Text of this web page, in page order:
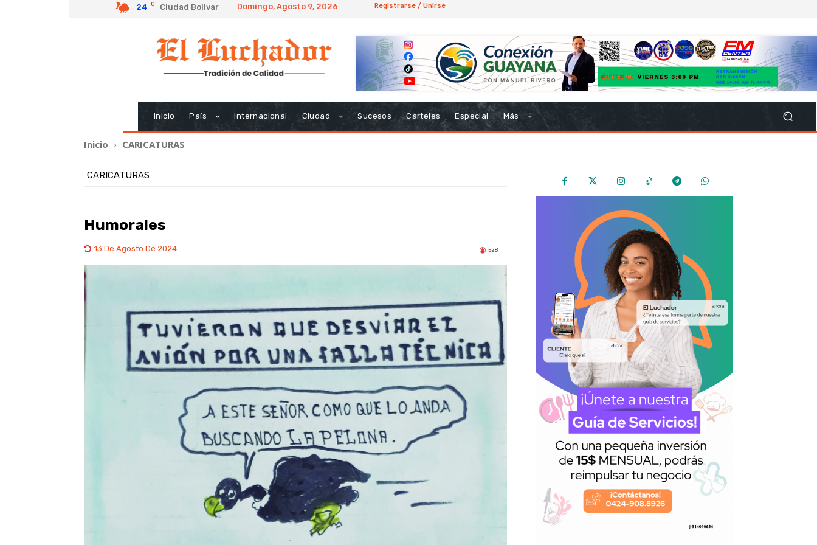
24 C Ciudad Bolivar Domingo, Agosto 9, 2026 Registrarse / Unirse
Inicio País Internacional Ciudad Sucesos Carteles Especial Más
Inicio CARICATURAS
CARICATURAS
Humorales
13 De Agosto De 2024 528